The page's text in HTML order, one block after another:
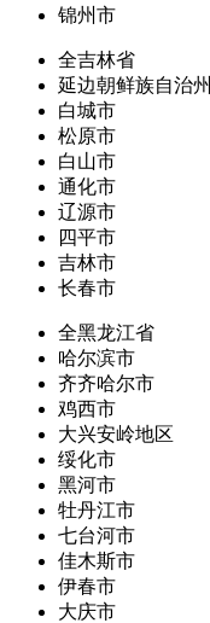
锦州市
全吉林省
延边朝鲜族自治州
白城市
松原市
白山市
通化市
辽源市
四平市
吉林市
长春市
全黑龙江省
哈尔滨市
齐齐哈尔市
鸡西市
大兴安岭地区
绥化市
黑河市
牡丹江市
七台河市
佳木斯市
伊春市
大庆市